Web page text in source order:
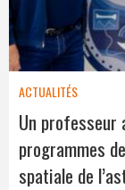
ACTUALITÉS
Un professeur
programmes
spatiale de